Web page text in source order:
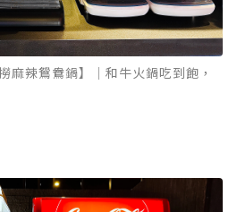
辣鴛鴦鍋】｜和牛火鍋吃到飽，